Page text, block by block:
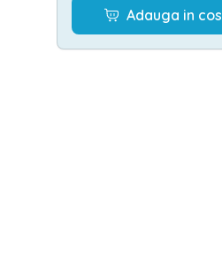
Adauga in cos